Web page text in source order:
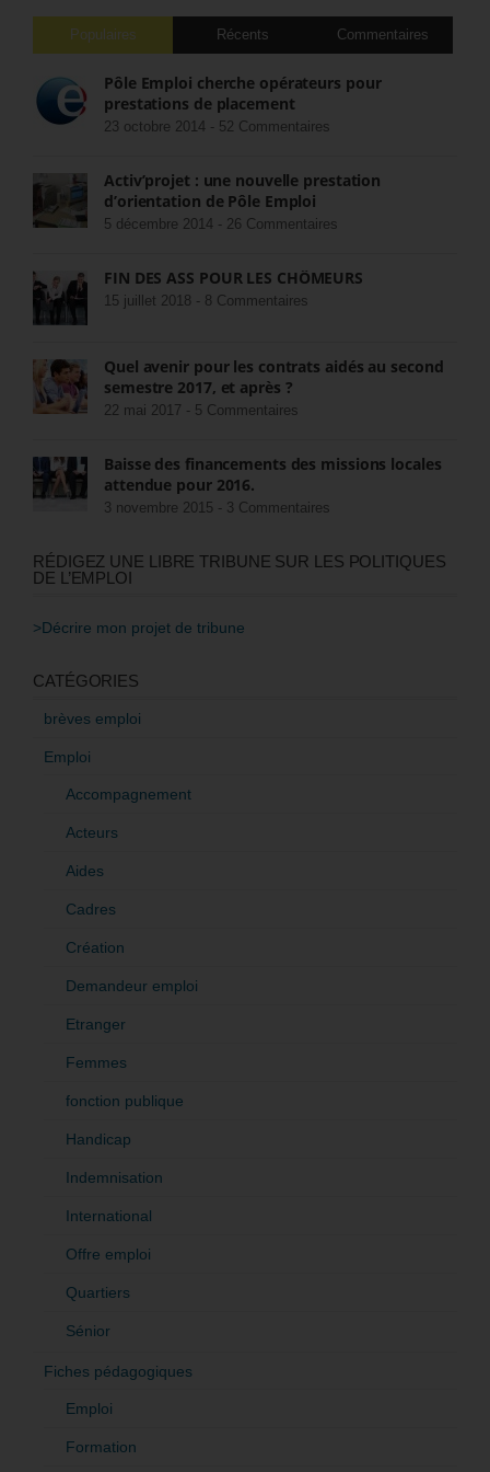
Populaires Récents Commentaires
Pôle Emploi cherche opérateurs pour
prestations de placement
23 octobre 2014 - 52 Commentaires
Activ’projet : une nouvelle prestation
d’orientation de Pôle Emploi
5 décembre 2014 - 26 Commentaires
FIN DES ASS POUR LES CHÔMEURS
15 juillet 2018 - 8 Commentaires
Quel avenir pour les contrats aidés au second
semestre 2017, et après ?
22 mai 2017 - 5 Commentaires
Baisse des financements des missions locales
attendue pour 2016.
3 novembre 2015 - 3 Commentaires
RÉDIGEZ UNE LIBRE TRIBUNE SUR LES POLITIQUES
DE L’EMPLOI
>Décrire mon projet de tribune
CATÉGORIES
brèves emploi
Emploi
Accompagnement
Acteurs
Aides
Cadres
Création
Demandeur emploi
Etranger
Femmes
fonction publique
Handicap
Indemnisation
International
Offre emploi
Quartiers
Sénior
Fiches pédagogiques
Emploi
Formation